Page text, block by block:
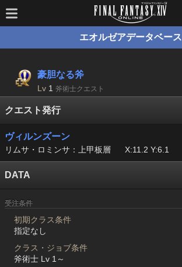
エオルゼアデータベース
豪胆なる斧
Lv 1 斧術士クエスト
クエスト発行
ヴィルンズーン
リムサ・ロミンサ：上甲板層 X:11.2 Y:6.1
DATA
受注条件
初期クラス条件
指定なし
クラス・ジョブ条件
斧術士 Lv 1～